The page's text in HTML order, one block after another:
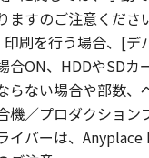
FOR
FOR THE
OF
THE
BUT NOT
RISK AS TO THE
YOU ASSUME
すのご注意くださ
刷を行う場合、[
合ON、HDDやSDカ
らない場合や部数、
機／プロダクショ
イバーは、